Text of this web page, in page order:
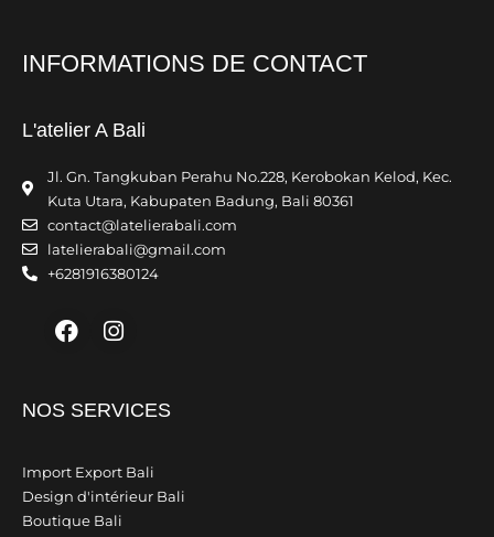
INFORMATIONS DE CONTACT
L'atelier A Bali
Jl. Gn. Tangkuban Perahu No.228, Kerobokan Kelod, Kec.
Kuta Utara, Kabupaten Badung, Bali 80361
contact@latelierabali.com
latelierabali@gmail.com
+6281916380124
Facebook
Instagram
NOS SERVICES
Import Export Bali
Design d'intérieur Bali
Boutique Bali